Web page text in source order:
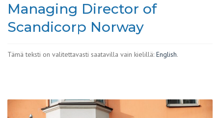
Managing Director of
Scandicorp Norway
Tämä teksti on valitettavasti saatavilla vain kielillä: English.